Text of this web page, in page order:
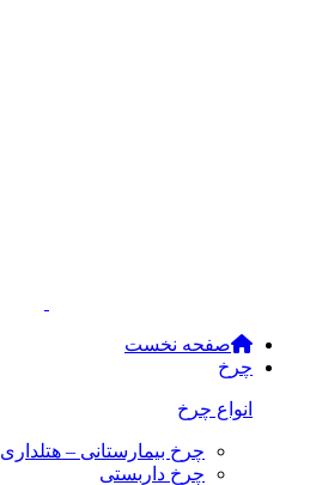
صفحه نخست
چرخ
انواع چرخ
چرخ بیمارستانی – هتلداری
چرخ داربستی